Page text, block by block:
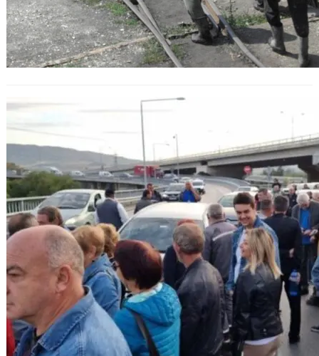
Миньори и енергетици блокираха
проход и ключови пътища в
протест срещу въглищния преход